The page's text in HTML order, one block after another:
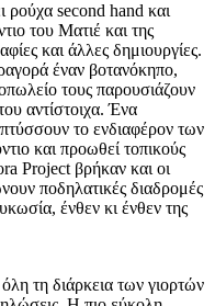
ρούχα second hand και
του Ματιέ και της
και άλλες δημιουργίες.
έναν βοτανόκηπο,
τους παρουσιάζουν
αντίστοιχα. Ένα
το ενδιαφέρον των
και προωθεί τοπικούς
Project βρήκαν και οι
ποδηλατικές διαδρομές
ένθεν κι ένθεν της
τη διάρκεια των γιορτών